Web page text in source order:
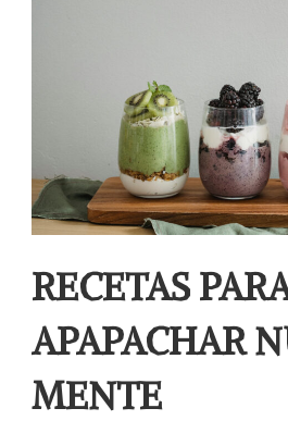
RECETAS
APAPACHAR
MENTE